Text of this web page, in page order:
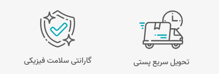
تحویل سریع پستی گارانتی سلامت فیزیکی